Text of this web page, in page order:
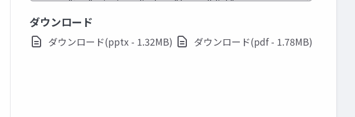
ダウンロード
ダウンロード(pptx - 1.32MB) ダウンロード(pdf - 1.78MB)